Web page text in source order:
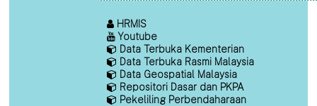
HRMIS
Youtube
Data Terbuka Kementerian
Data Terbuka Rasmi Malaysia
Data Geospatial Malaysia
Repositori Dasar dan PKPA
Pekeliling Perbendaharaan